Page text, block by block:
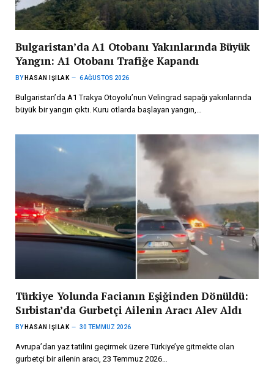
Bulgaristan’da A1 Otobanı Yakınlarında Büyük
Yangın: A1 Otobanı Trafiğe Kapandı
BY HASAN IŞILAK 6 AĞUSTOS 2026
Bulgaristan’da A1 Trakya Otoyolu’nun Velingrad sapağı yakınlarında
büyük bir yangın çıktı. Kuru otlarda başlayan yangın,…
Türkiye Yolunda Facianın Eşiğinden Dönüldü:
Sırbistan’da Gurbetçi Ailenin Aracı Alev Aldı
BY HASAN IŞILAK 30 TEMMUZ 2026
Avrupa’dan yaz tatilini geçirmek üzere Türkiye’ye gitmekte olan
gurbetçi bir ailenin aracı, 23 Temmuz 2026…